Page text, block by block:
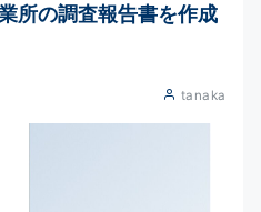
所の調査報告書を作成
tanaka